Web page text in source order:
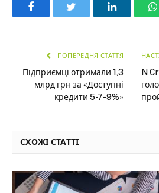
Facebook LinkedIn
ПОПЕРЕДНЯ СТАТТЯ
Підприємці отримали 1,3
млрд грн за «Доступні
кредити 5-7-9%»
N
СХОЖІ СТАТТІ